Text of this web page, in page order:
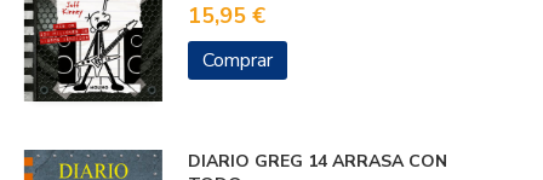
15,95 €
Comprar
DIARIO GREG 14 ARRASA CON